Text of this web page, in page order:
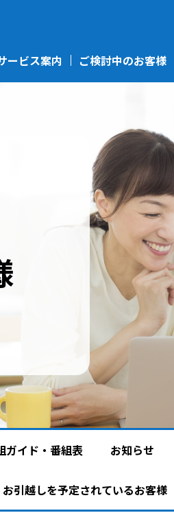
ービス案内 ご検討中のお客様
ガイド・番組表 お知らせ
お引越しを予定されているお客様